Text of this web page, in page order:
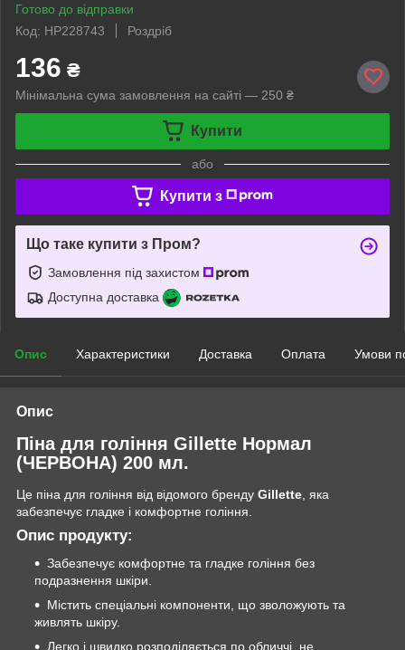
Готово до відправки
Код: HP228743
Роздріб
136 ₴
Мінімальна сума замовлення на сайті — 250 ₴
Купити
або
Купити з
Що таке купити з Пром?
Замовлення під захистом
Доступна доставка
Опис Характеристики Доставка Оплата Умови
Опис
Піна для гоління Gillette Нормал
(ЧЕРВОНА) 200 мл.
Це піна для гоління від відомого бренду Gillette, яка
забезпечує гладке і комфортне гоління.
Опис продукту:
Забезпечує комфортне та гладке гоління без
подразнення шкіри.
Містить спеціальні компоненти, що зволожують та
живлять шкіру.
Легко і швидко розподіляється по обличчі, не